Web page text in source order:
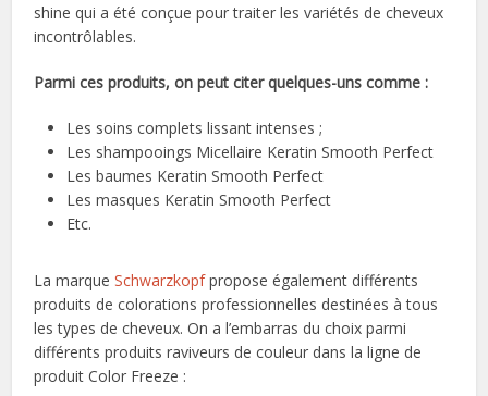
shine qui a été conçue pour traiter les variétés de cheveux
incontrôlables.
Parmi ces produits, on peut citer quelques-uns comme :
Les soins complets lissant intenses ;
Les shampooings Micellaire Keratin Smooth Perfect
Les baumes Keratin Smooth Perfect
Les masques Keratin Smooth Perfect
Etc.
La marqueSchwarzkopfpropose également différents
produits de colorations professionnelles destinées à tous
les types de cheveux. On a l’embarras du choix parmi
différents produits raviveurs de couleur dans la ligne de
produit Color Freeze :